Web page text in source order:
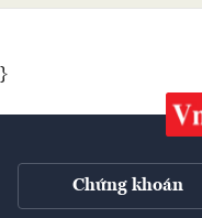
}
Chứng khoán